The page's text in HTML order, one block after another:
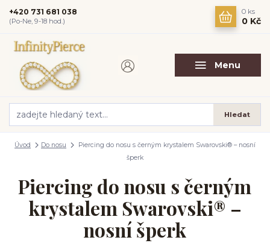
Menu
Hledat
+420 731 681 038
(Po-Ne, 9-18 hod.)
0 ks
0 Kč
Úvod Do nosu
Piercing do nosu s černým krystalem Swarovski® – nosní
šperk
Piercing do nosu s černým
krystalem Swarovski® –
nosní šperk